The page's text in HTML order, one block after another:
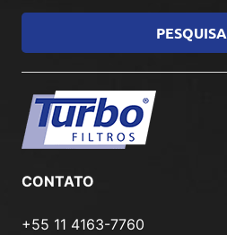
CONTATO
+55 11 4163-7760